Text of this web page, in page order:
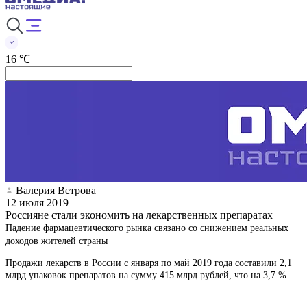
16 ℃
Валерия Ветрова
12 июля 2019
Россияне стали экономить на лекарственных препаратах
Падение фармацевтического рынка связано со снижением реальных
доходов жителей страны
Продажи лекарств в России с января по май 2019 года составили 2,1
млрд упаковок препаратов на сумму 415 млрд рублей, что на 3,7 %